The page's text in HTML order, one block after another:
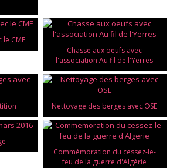
CME
Chasse aux oeufs avec
l'association Au fil de l'Yerres
Nettoyage des berges avec OSE
Commémoration du cessez-le-
feu de la guerre d'Algérie